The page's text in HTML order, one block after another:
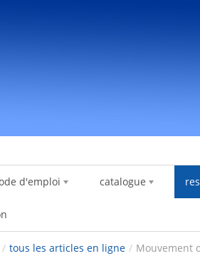
d'emploi catalogue
/ tous les articles en ligne / Mouvement